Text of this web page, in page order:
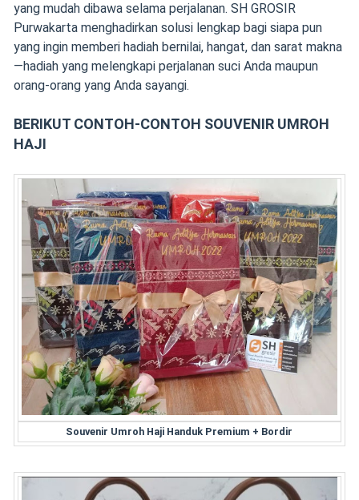
yang mudah dibawa selama perjalanan. SH GROSIR
Purwakarta menghadirkan solusi lengkap bagi siapa pun
yang ingin memberi hadiah bernilai, hangat, dan sarat makna
—hadiah yang melengkapi perjalanan suci Anda maupun
orang-orang yang Anda sayangi.
BERIKUT CONTOH-CONTOH SOUVENIR UMROH
HAJI
Souvenir Umroh Haji Handuk Premium + Bordir